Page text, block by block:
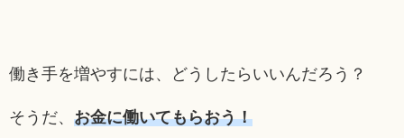
働き手を増やすには、どうしたらいいんだろう？
そうだ、 お金に働いてもらおう！